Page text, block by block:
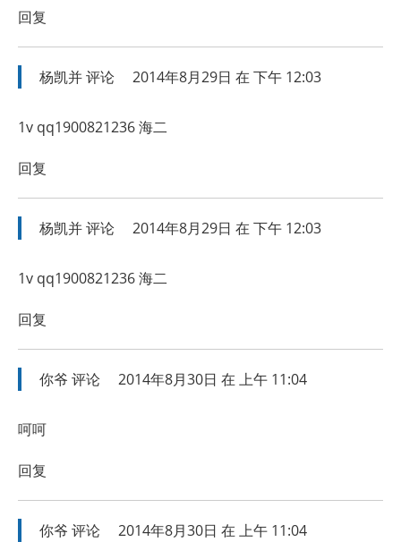
回复
杨凯并评论 2014年8月29日 在 下午 12:03
1v qq1900821236 海二
回复
杨凯并评论 2014年8月29日 在 下午 12:03
1v qq1900821236 海二
回复
你爷 评论 2014年8月30日 在 上午 11:04
呵呵
回复
你爷 评论 2014年8月30日 在 上午 11:04